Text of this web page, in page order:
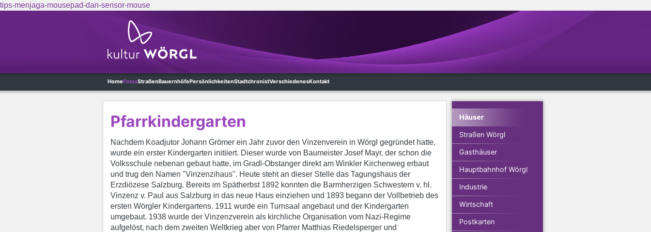
tips-menjaga-mousepad-dan-sensor-mouse
HomeFotosStraßenBauernhöfePersönlichkeitenStadtchronistVerschiedenesKontakt
Pfarrkindergarten
Nachdem Koadjutor Johann Grömer ein Jahr zuvor den Vinzenverein in Wörgl gegründet hatte,
wurde ein erster Kindergarten initiiert. Dieser wurde von Baumeister Josef Mayr, der schon die
Volksschule nebenan gebaut hatte, im Gradl-Obstanger direkt am Winkler Kirchenweg erbaut
und trug den Namen "Vinzenzihaus". Heute steht an dieser Stelle das Tagungshaus der
Erzdiözese Salzburg. Bereits im Spätherbst 1892 konnten die Barmherzigen Schwestern v. hl.
Vinzenz v. Paul aus Salzburg in das neue Haus einziehen und 1893 begann der Vollbetrieb des
ersten Wörgler Kindergartens. 1911 wurde ein Turnsaal angebaut und der Kindergarten
umgebaut. 1938 wurde der Vinzenzverein als kirchliche Organisation vom Nazi-Regime
aufgelöst, nach dem zweiten Weltkrieg aber von Pfarrer Matthias Riedelsperger und
Häuser
Straßen Wörgl
Gasthäuser
Hauptbahnhof Wörgl
Industrie
Wirtschaft
Postkarten